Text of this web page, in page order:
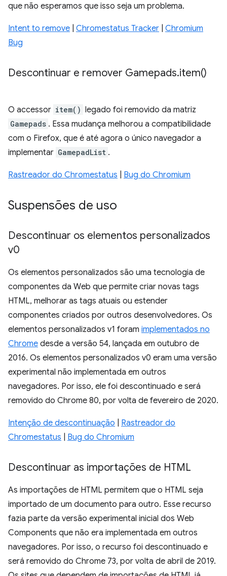
que não esperamos que isso seja um problema.
Intent to remove Chromestatus Tracker Chromium
Bug
Descontinuar e remover Gamepads.item()
O accessor item() legado foi removido da matriz
Gamepads . Essa mudança melhorou a compatibilidade
com o Firefox, que é até agora o único navegador a
implementar GamepadList .
Rastreador do Chromestatus Bug do Chromium
Suspensões de uso
Descontinuar os elementos personalizados
v0
Os elementos personalizados são uma tecnologia de
componentes da Web que permite criar novas tags
HTML, melhorar as tags atuais ou estender
componentes criados por outros desenvolvedores. Os
elementos personalizados v1 foram implementados no
Chrome desde a versão 54, lançada em outubro de
2016. Os elementos personalizados v0 eram uma versão
experimental não implementada em outros
navegadores. Por isso, ele foi descontinuado e será
removido do Chrome 80, por volta de fevereiro de 2020.
Intenção de descontinuação
Rastreador do
Chromestatus
Bug do Chromium
Descontinuar as importações de HTML
As importações de HTML permitem que o HTML seja
importado de um documento para outro. Esse recurso
fazia parte da versão experimental inicial dos Web
Components que não era implementada em outros
navegadores. Por isso, o recurso foi descontinuado e
será removido do Chrome 73, por volta de abril de 2019.